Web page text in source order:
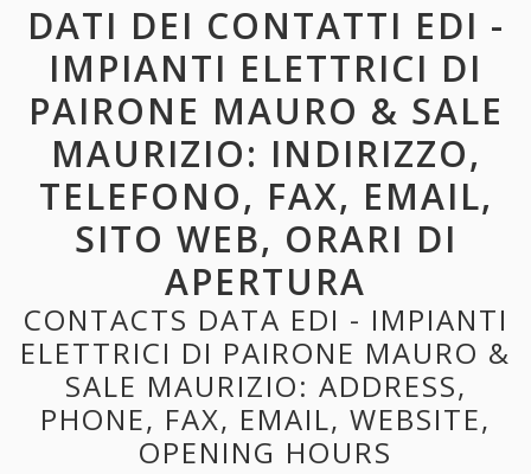
DATI DEI CONTATTI EDI -
IMPIANTI ELETTRICI DI
PAIRONE MAURO & SALE
MAURIZIO: INDIRIZZO,
TELEFONO, FAX, EMAIL,
SITO WEB, ORARI DI
APERTURA
CONTACTS DATA EDI - IMPIANTI
ELETTRICI DI PAIRONE MAURO &
SALE MAURIZIO: ADDRESS,
PHONE, FAX, EMAIL, WEBSITE,
OPENING HOURS